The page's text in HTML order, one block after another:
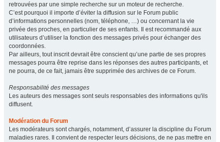
retrouvées par une simple recherche sur un moteur de recherche.
C’est pourquoi il importe d’éviter la diffusion sur le Forum public
d’informations personnelles (nom, téléphone, …) ou concernant la vie
privée des proches, en particulier de ses enfants. Il est recommandé aux
utilisateurs d’utiliser la fonction des messages privés pour échanger des
coordonnées.
Par ailleurs, tout inscrit devrait être conscient qu’une partie de ses propres
messages pourra être reprise dans les réponses des autres participants, et
ne pourra, de ce fait, jamais être supprimée des archives de ce Forum.
Responsabilité des messages
Les auteurs des messages sont seuls responsables des informations qu'ils
diffusent.
Modération du Forum
Les modérateurs sont chargés, notamment, d’assurer la discipline du Forum
maladies rares. Il convient de respecter leurs décisions, de ne pas mettre en